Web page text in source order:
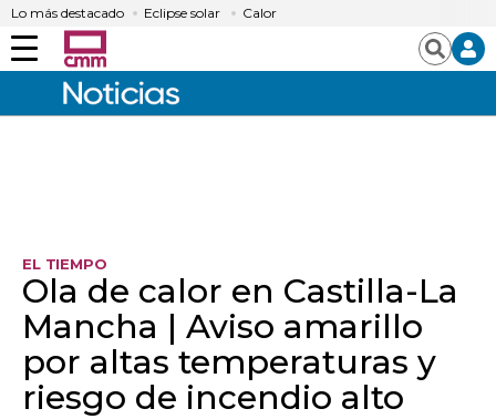
Lo más destacado Eclipse solar Calor
Menú Buscar
EL TIEMPO
Ola de calor en Castilla-La
Mancha | Aviso amarillo
por altas temperaturas y
riesgo de incendio alto